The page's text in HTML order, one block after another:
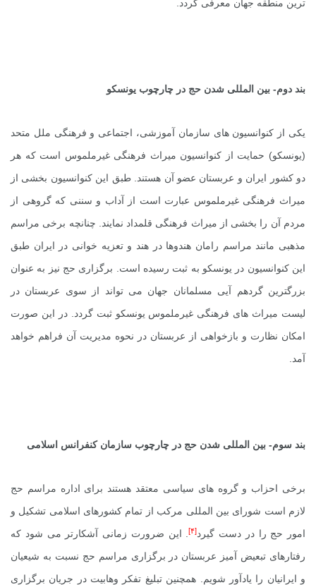
ترین منطقه جهان معرفی گردد.
بند دوم- بین المللی شدن حج در چارچوب یونسکو
یکی از کنوانسیون های سازمان آموزشی، اجتماعی و فرهنگی ملل متحد
(یونسکو) حمایت از کنوانسیون میراث فرهنگی غیرملموس است که هر
دو کشور ایران و عربستان عضو آن هستند. طبق این کنوانسیون بخشی از
میراث فرهنگی غیرملموس عبارت است از آداب و سننی که گروهی از
مردم آن را بخشی از میراث فرهنگی قلمداد نمایند. چنانچه برخی مراسم
مذهبی مانند مراسم رامان هندوها در هند و تعزیه خوانی در ایران طبق
این کنوانسیون در یونسکو به ثبت رسیده است. برگزاری حج نیز به عنوان
بزرگترین گردهم آیی مسلمانان جهان می تواند از سوی عربستان در
لیست میراث های فرهنگی غیرملموس یونسکو ثبت گردد. در این صورت
امکان نظارت و بازخواهی از عربستان در نحوه مدیریت آن فراهم خواهد
آمد.
بند سوم- بین المللی شدن حج در چارچوب سازمان کنفرانس اسلامی
برخی احزاب و گروه های سیاسی معتقد هستند برای اداره مراسم حج
لازم است شورای بین المللی مرکب از تمام کشورهای اسلامی تشکیل و
امور حج را در دست گیرد[۴]
. این ضرورت زمانی آشکارتر می شود که
رفتارهای تبعیض آمیز عربستان در برگزاری مراسم حج نسبت به شیعیان
و ایرانیان را یادآور شویم. همچنین تبلیغ تفکر وهابیت در جریان برگزاری